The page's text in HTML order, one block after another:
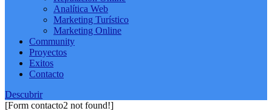
Analítica Web
Marketing Turístico
Marketing Online
Community
Proyectos
Exitos
Contacto
Descubrir
[Form contacto2 not found!]